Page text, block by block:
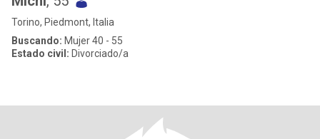
Torino, Piedmont, Italia
Buscando: Mujer 40 - 55
Estado civil: Divorciado/a